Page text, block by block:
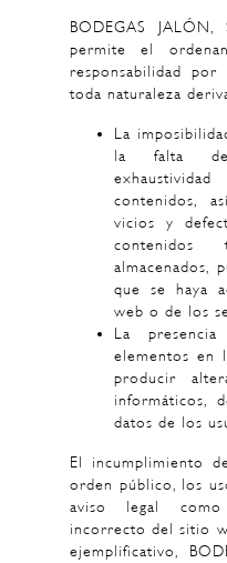
BODEGAS
permite el
responsabilidad
toda naturaleza
La
la falta de
contenidos,
vicios y
contenidos
almacenados,
que se haya
web o de los
La
elementos en
producir
informáticos,
datos de los
El incumplimiento
orden público, los
aviso legal
incorrecto del sitio
ejemplificativo,